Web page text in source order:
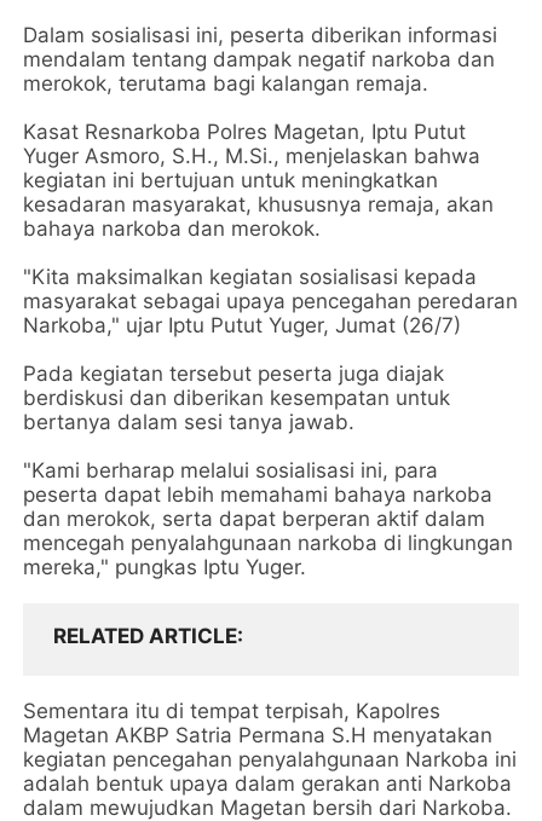
Dalam sosialisasi ini, peserta diberikan informasi
mendalam tentang dampak negatif narkoba dan
merokok, terutama bagi kalangan remaja.
Kasat Resnarkoba Polres Magetan, Iptu Putut
Yuger Asmoro, S.H., M.Si., menjelaskan bahwa
kegiatan ini bertujuan untuk meningkatkan
kesadaran masyarakat, khususnya remaja, akan
bahaya narkoba dan merokok.
"Kita maksimalkan kegiatan sosialisasi kepada
masyarakat sebagai upaya pencegahan peredaran
Narkoba," ujar Iptu Putut Yuger, Jumat (26/7)
Pada kegiatan tersebut peserta juga diajak
berdiskusi dan diberikan kesempatan untuk
bertanya dalam sesi tanya jawab.
"Kami berharap melalui sosialisasi ini, para
peserta dapat lebih memahami bahaya narkoba
dan merokok, serta dapat berperan aktif dalam
mencegah penyalahgunaan narkoba di lingkungan
mereka," pungkas Iptu Yuger.
RELATED ARTICLE
Sementara itu di tempat terpisah, Kapolres
Magetan AKBP Satria Permana S.H menyatakan
kegiatan pencegahan penyalahgunaan Narkoba ini
adalah bentuk upaya dalam gerakan anti Narkoba
dalam mewujudkan Magetan bersih dari Narkoba.